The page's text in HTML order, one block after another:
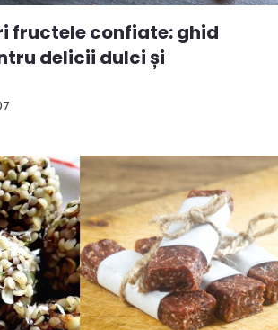
fructele confiate: ghid
delicii dulci și